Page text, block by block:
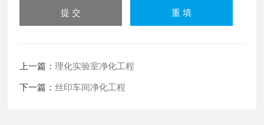
上一篇：理化实验室净化工程
下一篇： 丝印车间净化工程